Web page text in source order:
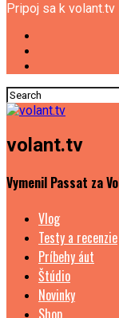
Pripoj sa k volant.tv
volant.tv
Vymenil Passat za
Vlog
Testy a recenzie
Príbehy áut
Štúdio
Novinky